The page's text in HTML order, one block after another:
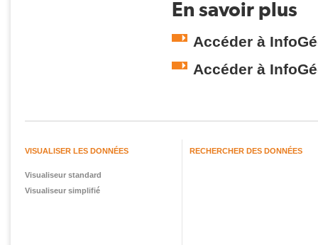
En savoir plus
Accéder à
Accéder à
VISUALISER LES DONNÉES
Visualiseur standard
Visualiseur simplifié
RECHERCHER DES DONNÉES